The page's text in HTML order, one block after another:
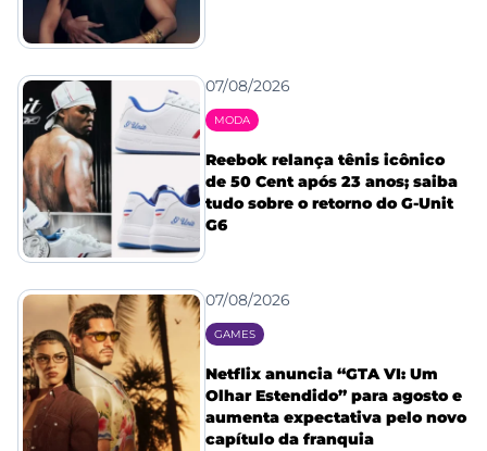
07/08/2026
MODA
Reebok relança tênis icônico
de 50 Cent após 23 anos; saiba
tudo sobre o retorno do G-Unit
G6
07/08/2026
GAMES
Netflix anuncia “GTA VI: Um
Olhar Estendido” para agosto e
aumenta expectativa pelo novo
capítulo da franquia